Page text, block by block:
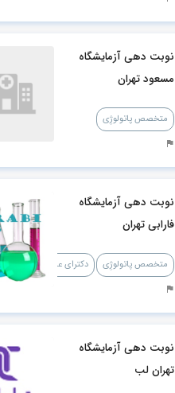
نوبت دهی آزمایشگاه
مسعود تهران
متخصص پاتولوژِی
نوبت دهی آزمایشگاه
فارابی تهران
متخصص پاتولوژِی دکترای علوم آزمایشگاهی
نوبت دهی آزمایشگاه
تهران لب